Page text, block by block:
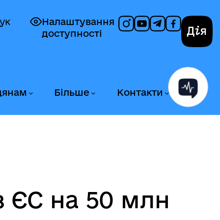
Налаштування
доступності
Більше Контакти
ЄС на 50 млн